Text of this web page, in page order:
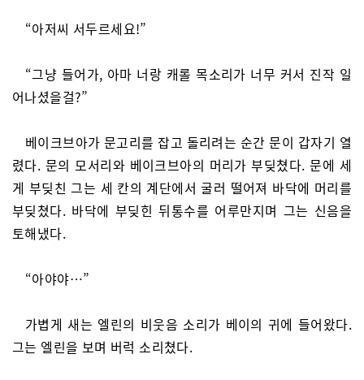
“아저씨 서두르세요!”
“그냥 들어가, 아마 너랑 캐롤 목소리가 너무 커서 진작 일
어나셨을걸?”
베이크브아가 문고리를 잡고 돌리려는 순간 문이 갑자기 열
렸다. 문의 모서리와 베이크브아의 머리가 부딪쳤다. 문에 세
게 부딪친 그는 세 칸의 계단에서 굴러 떨어져 바닥에 머리를
부딪쳤다. 바닥에 부딪힌 뒤통수를 어루만지며 그는 신음을
토해냈다.
“아야야…”
가볍게 새는 엘린의 비웃음 소리가 베이의 귀에 들어왔다.
그는 엘린을 보며 버럭 소리쳤다.